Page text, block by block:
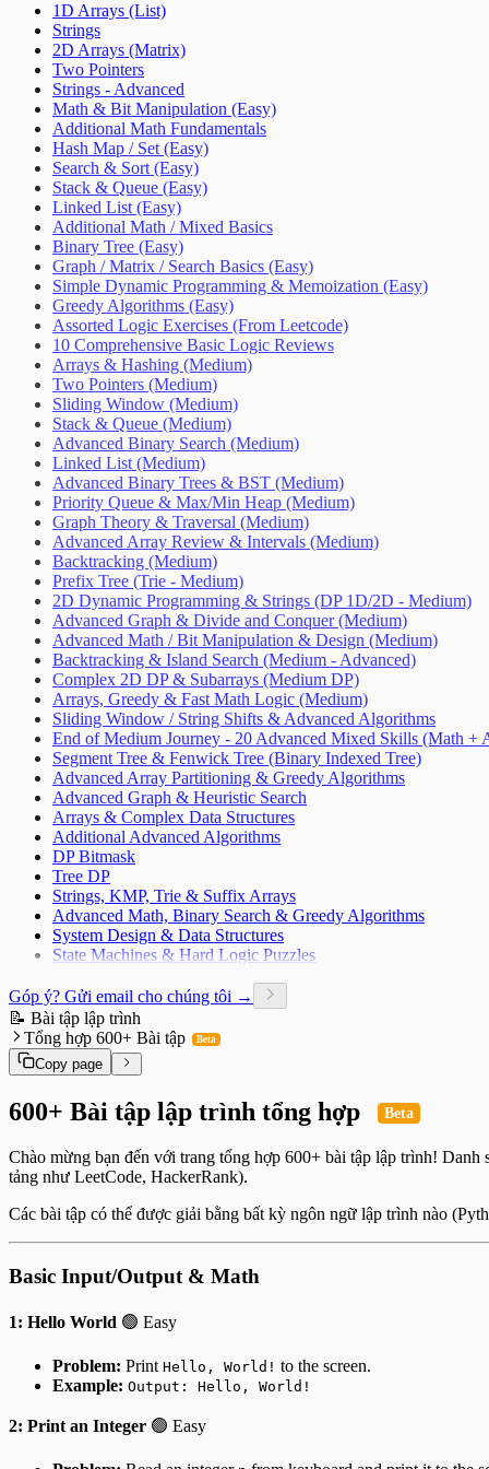
1D Arrays (List)
Strings
2D Arrays (Matrix)
Two Pointers
Strings - Advanced
Math & Bit Manipulation (Easy)
Additional Math Fundamentals
Hash Map / Set (Easy)
Search & Sort (Easy)
Stack & Queue (Easy)
Linked List (Easy)
Additional Math / Mixed Basics
Binary Tree (Easy)
Graph / Matrix / Search Basics (Easy)
Simple Dynamic Programming & Memoization (Easy)
Greedy Algorithms (Easy)
Assorted Logic Exercises (From Leetcode)
10 Comprehensive Basic Logic Reviews
Arrays & Hashing (Medium)
Two Pointers (Medium)
Sliding Window (Medium)
Stack & Queue (Medium)
Advanced Binary Search (Medium)
Linked List (Medium)
Advanced Binary Trees & BST (Medium)
Priority Queue & Max/Min Heap (Medium)
Graph Theory & Traversal (Medium)
Advanced Array Review & Intervals (Medium)
Backtracking (Medium)
Prefix Tree (Trie - Medium)
2D Dynamic Programming & Strings (DP 1D/2D - Medium)
Advanced Graph & Divide and Conquer (Medium)
Advanced Math / Bit Manipulation & Design (Medium)
Backtracking & Island Search (Medium - Advanced)
Complex 2D DP & Subarrays (Medium DP)
Arrays, Greedy & Fast Math Logic (Medium)
Sliding Window / String Shifts & Advanced Algorithms
End of Medium Journey - 20 Advanced Mixed Skills (Math +
Segment Tree & Fenwick Tree (Binary Indexed Tree)
Advanced Array Partitioning & Greedy Algorithms
Advanced Graph & Heuristic Search
Arrays & Complex Data Structures
Additional Advanced Algorithms
DP Bitmask
Tree DP
Strings, KMP, Trie & Suffix Arrays
Advanced Math, Binary Search & Greedy Algorithms
System Design & Data Structures
State Machines & Hard Logic Puzzles
Góp ý? Gửi email cho chúng tôi →
📝 Bài tập lập trình
Tổng hợp 600+ Bài tập
Beta
Copy page
600+ Bài tập lập trình tổng hợp Beta
Chào mừng bạn đến với trang tổng hợp 600+ bài tập lập trình!
tảng như LeetCode, HackerRank).
Các bài tập có thể được giải bằng bất kỳ ngôn ngữ lập trình nào
Basic Input/Output & Math
1: Hello World 🟢 Easy
Problem: Print Hello, World! to the screen.
Example: Output: Hello, World!
2: Print an Integer 🟢 Easy